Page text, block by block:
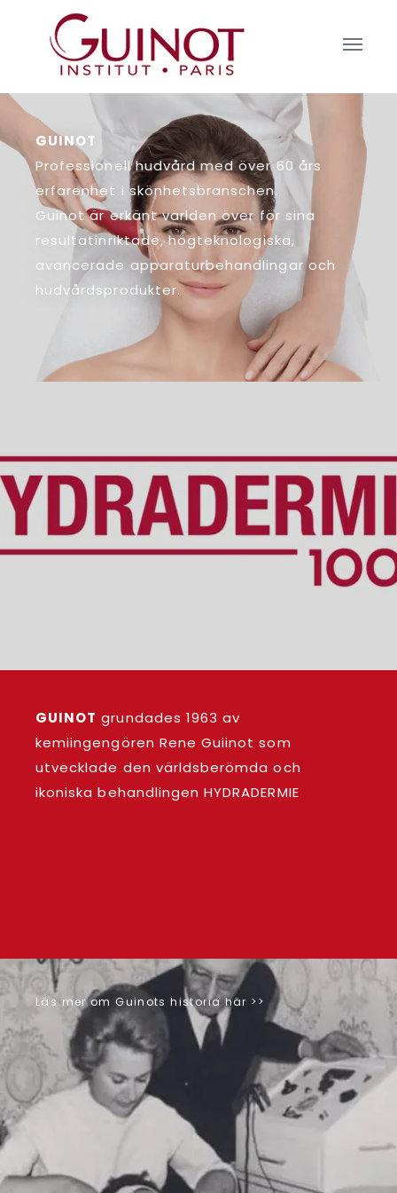
GUINOT
Professionell hudvård med över 60 års
erfarenhet i skönhetsbranschen.
Guinot är erkänt världen över för sina
resultatinriktade, högteknologiska,
avancerade apparaturbehandlingar och
hudvårdsprodukter.
GUINOT grundades 1963 av
kemiingengören Rene Guiinot som
utvecklade den världsberömda och
ikoniska behandlingen HYDRADERMIE
Läs mer om Guinots historiahär >>